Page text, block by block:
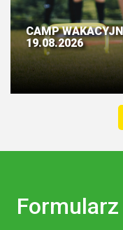
CAMP
19.08.2026